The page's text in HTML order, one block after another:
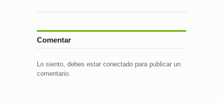
Comentar
Lo siento, debes estar conectado para publicar un
comentario.